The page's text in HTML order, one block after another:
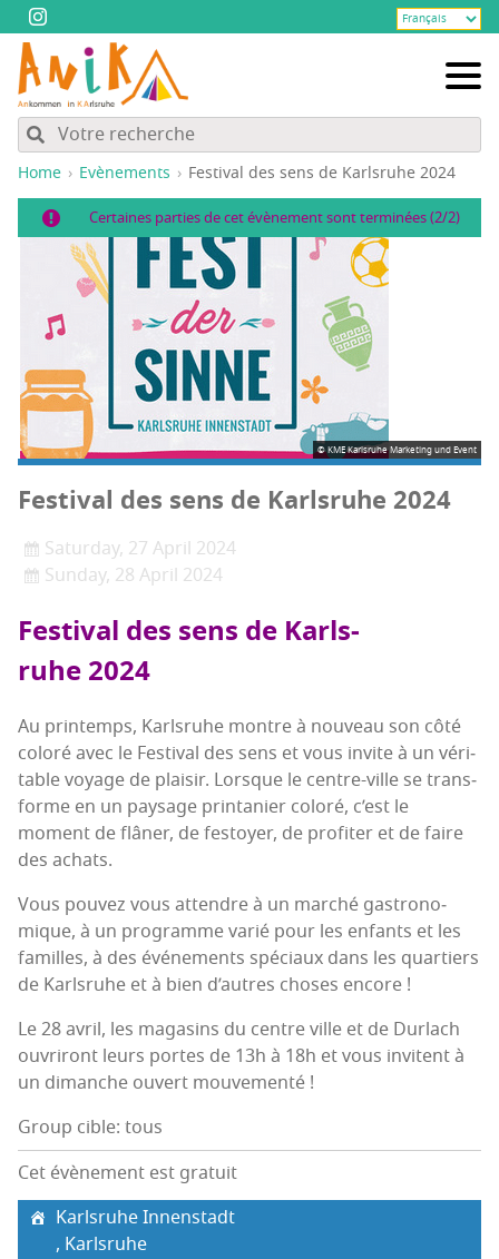
Home Evènements Fes­ti­val des sens de Karls­ruhe 2024
Certaines parties de cet évènement sont terminées (2/2)
© KME Karlsruhe Marketing und Event
Fes­ti­val des sens de Karls­ruhe 2024
Saturday, 27 April 2024
Sunday, 28 April 2024
Fes­ti­val des sens de Karls­
ruhe 2024
Au prin­temps, Karls­ruhe montre à nou­veau son côté
colo­ré avec le Fes­ti­val des sens et vous invite à un véri­
table voyage de plai­sir. Lorsque le centre-ville se trans­
forme en un pay­sage prin­ta­nier colo­ré, c’est le
moment de flâ­ner, de fes­toyer, de pro­fi­ter et de faire
des achats.
Vous pou­vez vous attendre à un mar­ché gas­tro­no­
mique, à un pro­gramme varié pour les enfants et les
familles, à des évé­ne­ments spé­ciaux dans les quar­tiers
de Karls­ruhe et à bien d’autres choses encore !
Le 28 avril, les maga­sins du centre ville et de Dur­lach
ouvri­ront leurs portes de 13h à 18h et vous invitent à
un dimanche ouvert mouvementé !
Group cible: tous
Cet évènement est gratuit
Karls­ruhe Innenstadt
, Karls­ruhe